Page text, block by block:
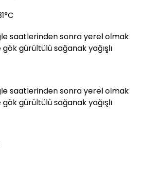
saatlerinden sonra yerel olmak
gürültülü sağanak yağışlı
saatlerinden sonra yerel olmak
gürültülü sağanak yağışlı